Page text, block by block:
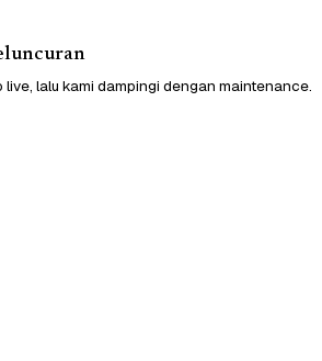
live, lalu kami dampingi dengan maintenance.